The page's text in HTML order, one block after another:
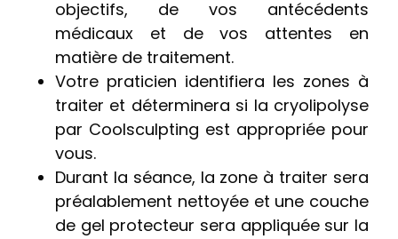
objectifs, de vos antécédents
médicaux et de vos attentes en
matière de traitement.
Votre praticien identifiera les zones à
traiter et déterminera si la cryolipolyse
par Coolsculpting est appropriée pour
vous.
Durant la séance, la zone à traiter sera
préalablement nettoyée et une couche
de gel protecteur sera appliquée sur la